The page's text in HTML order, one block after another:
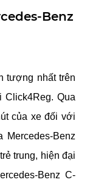
Benz
tượng nhất trên
Qua
của xe đối với
Benz
trung, hiện đại
Benz C-